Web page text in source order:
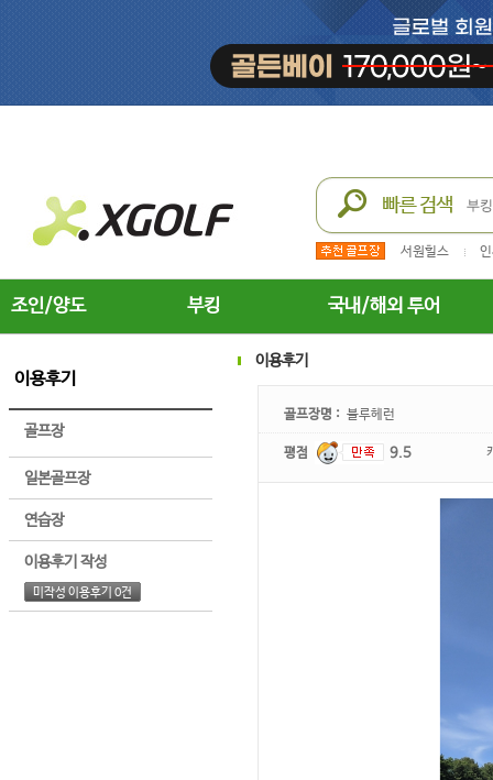
서원힐스
조인/양도 부킹 국내/해외 투어
이용후기
골프장
일본골프장
연습장
이용후기 작성
미작성 이용후기 0건
이용후기
골프장명 : 블루헤런
평점 9.5